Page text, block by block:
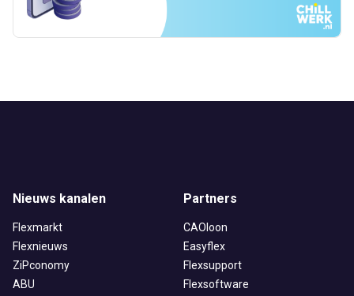
Nieuws kanalen
Flexmarkt
Flexnieuws
ZiPconomy
ABU
Partners
CAOloon
Easyflex
Flexsupport
Flexsoftware